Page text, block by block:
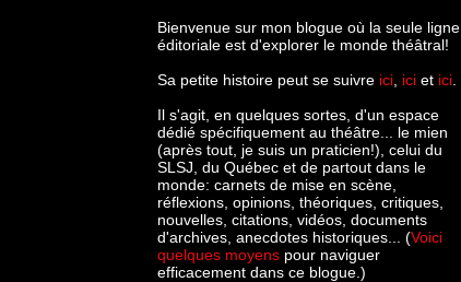
Bienvenue sur mon blogue où la seule ligne
éditoriale est d'explorer le monde théâtral!
Sa petite histoire peut se suivre ici ici et ici
Il s'agit, en quelques sortes, d'un espace
dédié spécifiquement au théâtre... le mien
(après tout, je suis un praticien!), celui du
SLSJ, du Québec et de partout dans le
monde: carnets de mise en scène,
réflexions, opinions, théoriques, critiques,
nouvelles, citations, vidéos, documents
d'archives, anecdotes historiques... (Voici
quelques moyens pour naviguer
efficacement dans ce blogue.)